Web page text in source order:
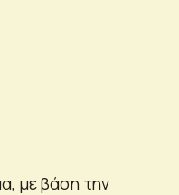
με βάση την